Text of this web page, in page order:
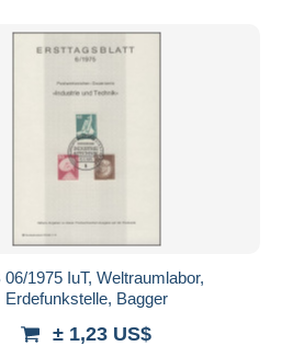
06/1975 IuT, Weltraumlabor,
Erdefunkstelle, Bagger
± 1,23 US$